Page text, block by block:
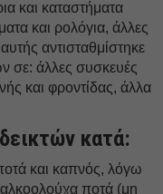
και καταστήματα
και ρολόγια, άλλες
αντισταθμίστηκε
σε: άλλες συσκευές
και φροντίδας, άλλα
κατά:
και καπνός, λόγω
ποτά (μη